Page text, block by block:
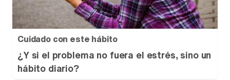
Cuidado con este hábito
¿Y si el problema no fuera el estrés, sino un
hábito diario?